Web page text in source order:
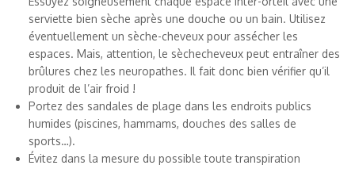
serviette bien sèche après une douche ou un bain. Utilisez
éventuellement un sèche-cheveux pour assécher les
espaces. Mais, attention, le sèchecheveux peut entraîner des
brûlures chez les neuropathes. Il fait donc bien vérifier qu’il
produit de l’air froid !
Portez des sandales de plage dans les endroits publics
humides (piscines, hammams, douches des salles de
sports…).
Évitez dans la mesure du possible toute transpiration